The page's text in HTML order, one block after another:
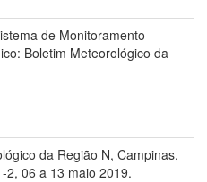
de Monitoramento
Boletim Meteorológico da
da Região N, Campinas,
2, 06 a 13 maio 2019.